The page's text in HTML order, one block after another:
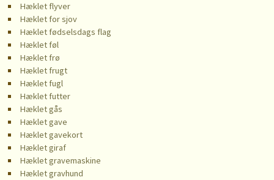
Hæklet flyver
Hæklet for sjov
Hæklet fødselsdags flag
Hæklet føl
Hæklet frø
Hæklet frugt
Hæklet fugl
Hæklet futter
Hæklet gås
Hæklet gave
Hæklet gavekort
Hæklet giraf
Hæklet gravemaskine
Hæklet gravhund